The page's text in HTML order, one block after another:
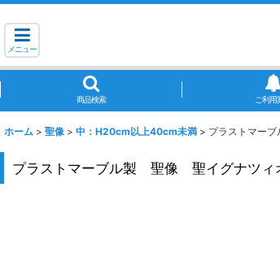
メニュー
商品検索 ご利用
ホーム > 聖像 > 中：H20cm以上40cm未満 > プラストマー
プラストマーブル製 聖像 聖イグナツィ